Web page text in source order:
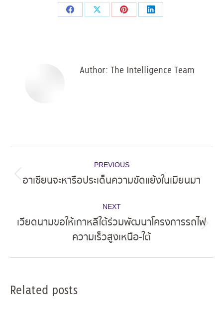
Share
Share
Share
Share
Author: The Intelligence Team
navigation
PREVIOUS
Previous
อาเซียนจะหารือประเด็นความขัดแย้งในเมียนมา
NEXT
post:
เวียดนามขอให้เกาหลีใต้ร่วมพัฒนาโครงการรถไฟ
ความเร็วสูงเหนือ-ใต้
Related posts